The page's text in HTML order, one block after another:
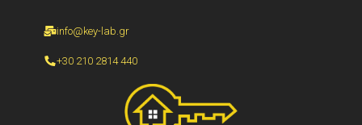
info@key-lab.gr
+30 210 2814 440